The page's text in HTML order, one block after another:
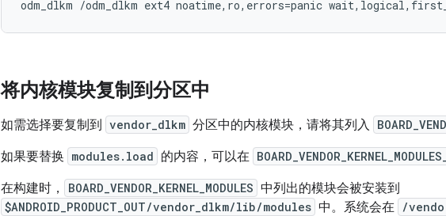
将内核模块复制到分区中
如需选择要复制到 vendor_dlkm 分区中的内核模块，请将其列入
如果要替换 modules.load 的内容，可以在
在构建时， BOARD_VENDOR_KERNEL_MODULES 中列出的模块会被安装到
$ANDROID_PRODUCT_OUT/vendor_dlkm/lib/modules 中。系统会在 /